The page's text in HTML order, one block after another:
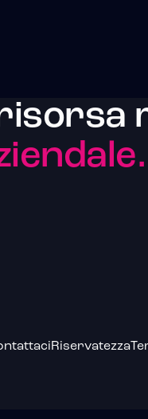
Riservatezza